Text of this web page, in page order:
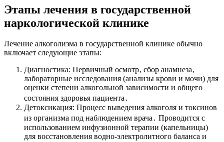
Этапы лечения в государственной
наркологической клинике
Лечение алкоголизма в государственной клинике обычно
включает следующие этапы:
Диагностика: Первичный осмотр‚ сбор анамнеза‚
лабораторные исследования (анализы крови и мочи) для
оценки степени алкогольной зависимости и общего
состояния здоровья пациента․
Детоксикация: Процесс выведения алкоголя и токсинов
из организма под наблюдением врача․ Проводится с
использованием инфузионной терапии (капельницы)
для восстановления водно-электролитного баланса и